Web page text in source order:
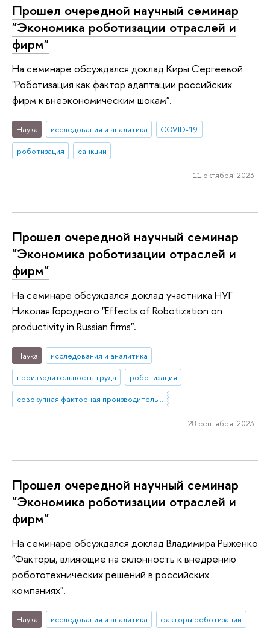
Прошел очередной научный семинар
"Экономика роботизации отраслей и
фирм"
На семинаре обсуждался доклад Киры Сергеевой
"Роботизация как фактор адаптации российских
фирм к внеэкономическим шокам".
Наука исследования и аналитика
COVID-19
роботизация
санкции
11 октября 2023
Прошел очередной научный семинар
"Экономика роботизации отраслей и
фирм"
На семинаре обсуждался доклад участника НУГ
Николая Городного "Effects of Robotization on
productivity in Russian firms".
Наука
исследования и аналитика
производительность труда
роботизация
совокупная факторная производительность
28 сентября 2023
Прошел очередной научный семинар
"Экономика роботизации отраслей и
фирм"
На семинаре обсуждался доклад Владимира Рыженко
"Факторы, влияющие на склонность к внедрению
робототехнических решений в российских
компаниях".
Наука исследования и аналитика факторы роботизации